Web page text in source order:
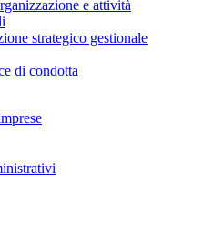
e attività
strategico gestionale
di condotta